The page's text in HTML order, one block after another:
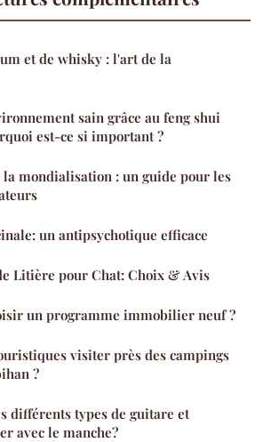
et de whisky : l'art de la
sain grâce au feng shui
est-ce si important ?
mondialisation : un guide pour les
un antipsychotique efficace
Litière pour Chat: Choix & Avis
un programme immobilier neuf ?
visiter près des campings
?
différents types de guitare et
avec le manche?